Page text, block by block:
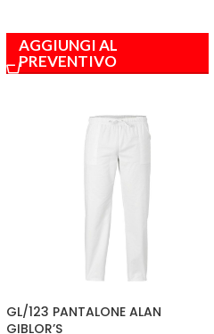
AGGIUNGI AL
PREVENTIVO
GL/123 PANTALONE ALAN
GIBLOR’S